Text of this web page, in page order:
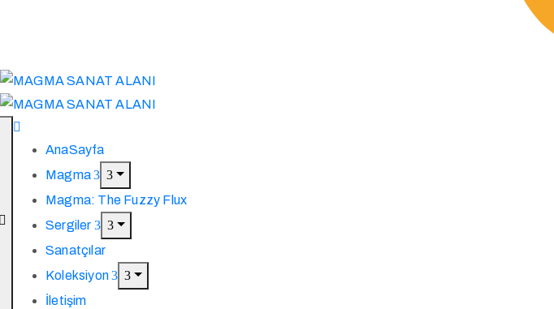
AnaSayfa
Magma
Magma: The Fuzzy Flux
Sergiler
Sanatçılar
Koleksiyon
İletişim